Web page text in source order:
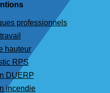
professionnels
hauteur
RPS
DUERP
incendie